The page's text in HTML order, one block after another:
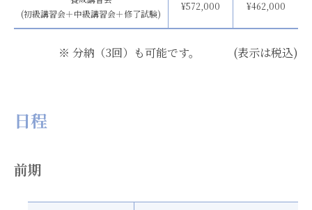
(初級講習会＋中級講習会＋修了試験)
¥572,000 ¥462,000
※ 分納（3回）も可能です。 (表示は税込)
日程
前期